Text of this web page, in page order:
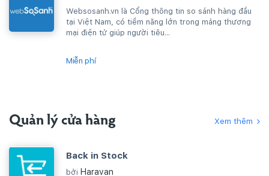
Websosanh.vn là Cổng thông tin so sánh hàng đầu
tại Việt Nam, có tiềm năng lớn trong mảng thương
mại điện tử giúp người tiêu...
Miễn phí
Quản lý cửa hàng Xem thêm
Back in Stock
bởi Haravan